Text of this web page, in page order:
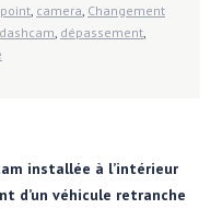
camera Changement
dashcam dépassement
installée à l’intérieur
d’un véhicule retranche